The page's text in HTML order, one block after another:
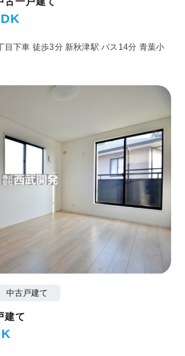
目下車 徒歩3分 新秋津駅 バス14分 青葉小
中古戸建て
建て